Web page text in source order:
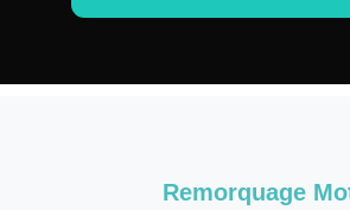
Remorquage